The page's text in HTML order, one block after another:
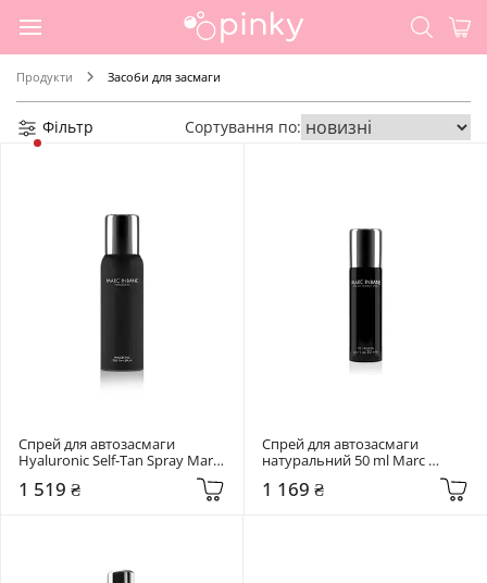
Продукти Засоби для засмаги
Фільтр Сортування по:
Спрей для автозасмаги
Hyaluronic Self-Tan Spray Marc
кислотою
1 519 ₴
Спрей для автозасмаги
натуральний 50 ml Marc
Inbane Natural Tanning Spray
1 169 ₴